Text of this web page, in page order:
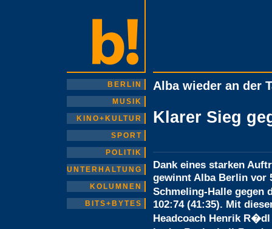
BERLIN
MUSIK
KINO+KULTUR
SPORT
POLITIK
UNTERHALTUNG
KOLUMNEN
BITS+BYTES
Alba wieder an der
Klarer Sieg
Dank eines starken
gewinnt Alba Berlin vor
Schmeling-Halle gegen
102:74 (41:35). Mit
Headcoach Henrik